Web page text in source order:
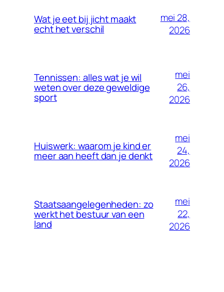
Wat je eet bij jicht maakt
echt het verschil
mei 28,
2026
Tennissen: alles wat je wil
weten over deze geweldige
sport
mei
26,
2026
Huiswerk: waarom je kind er
meer aan heeft dan je denkt
mei
24,
2026
Staatsaangelegenheden: zo
werkt het bestuur van een
land
mei
22,
2026